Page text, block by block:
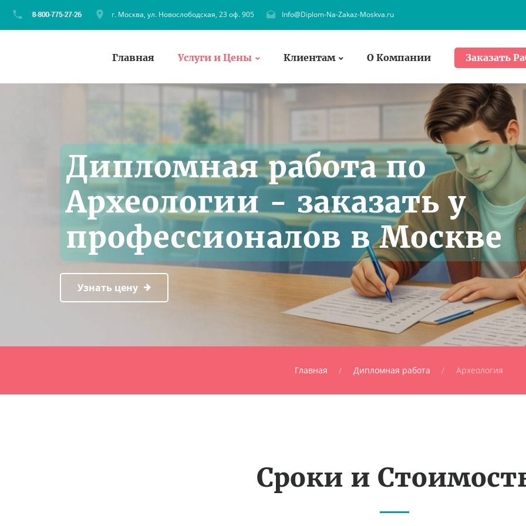
г. Москва, ул. Новослободская, 23 оф. 905 Info@Diplom-Na-Zakaz-Moskva.ru
Главная Услуги и Цены Клиентам О Компании Заказать
Дипломная работа по
Археологии - заказать у
профессионалов в Москве
Узнать цену
Главная Дипломная работа Археология
Сроки и